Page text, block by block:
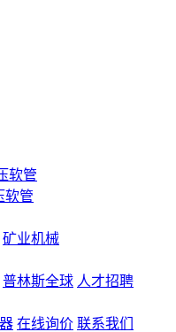
软管
软管
矿业机械
普林斯全球 人才招聘
在线询价 联系我们